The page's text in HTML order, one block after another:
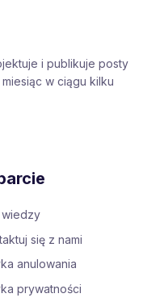
i publikuje posty
w ciągu kilku
wiedzy
się z nami
anulowania
prywatności